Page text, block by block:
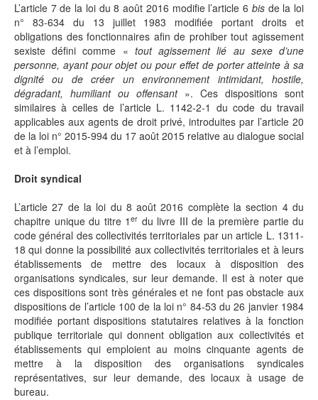
L’article 7 de la loi du 8 août 2016 modifie l’article 6 bis de la loi
n° 83-634 du 13 juillet 1983 modifiée portant droits et
obligations des fonctionnaires afin de prohiber tout agissement
sexiste défini comme « tout agissement lié au sexe d’une
personne, ayant pour objet ou pour effet de porter atteinte à sa
dignité ou de créer un environnement intimidant, hostile,
dégradant, humiliant ou offensant ». Ces dispositions sont
similaires à celles de l’article L. 1142-2-1 du code du travail
applicables aux agents de droit privé, introduites par l’article 20
de la loi n° 2015-994 du 17 août 2015 relative au dialogue social
et à l’emploi.
Droit syndical
L’article 27 de la loi du 8 août 2016 complète la section 4 du
chapitre unique du titre 1 er du livre III de la première partie du
code général des collectivités territoriales par un article L. 1311-
18 qui donne la possibilité aux collectivités territoriales et à leurs
établissements de mettre des locaux à disposition des
organisations syndicales, sur leur demande. Il est à noter que
ces dispositions sont très générales et ne font pas obstacle aux
dispositions de l’article 100 de la loi n° 84-53 du 26 janvier 1984
modifiée portant dispositions statutaires relatives à la fonction
publique territoriale qui donnent obligation aux collectivités et
établissements qui emploient au moins cinquante agents de
mettre à la disposition des organisations syndicales
représentatives, sur leur demande, des locaux à usage de
bureau.